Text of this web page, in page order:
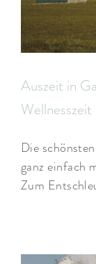
Auszeit in
Wellnesszeit
Die
ganz einfach
Zum